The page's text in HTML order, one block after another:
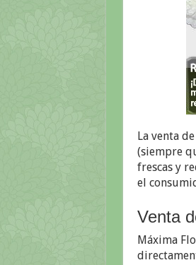
La venta
(siempre
frescas y
el
Venta
Máxima